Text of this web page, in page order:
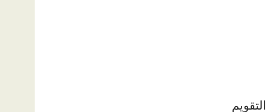
التقويم